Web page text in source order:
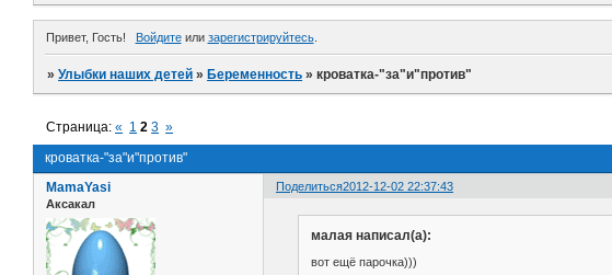
Привет, Гость! Войдитеили зарегистрируйтесь.
»Улыбки наших детей » Беременность »кроватка-"за"и"против"
кроватка-"за"и"против"
Страница:« 1 2 3 »
Поделиться2012-12-02 22:37:43
MamaYasi
Аксакал
малая написал(а):
вот ещё парочка)))